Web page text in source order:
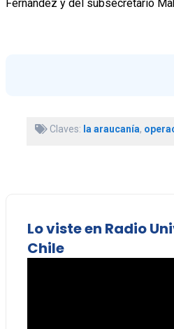
Fernández y del subsecretario
Claves: la araucanía,
Lo viste en Radio
Chile